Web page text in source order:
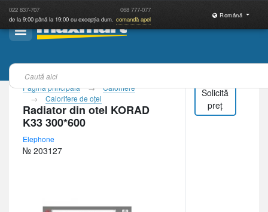
022 837-707 068 777-077
de la 9:00 până la 19:00 cu excepția dum. comandă apel
Română
Pagina principală
Calorifere
Calorifere de oţel
Radiator din otel KORAD
K33 300*600
Elephone
№ 203127
Solicită
preț